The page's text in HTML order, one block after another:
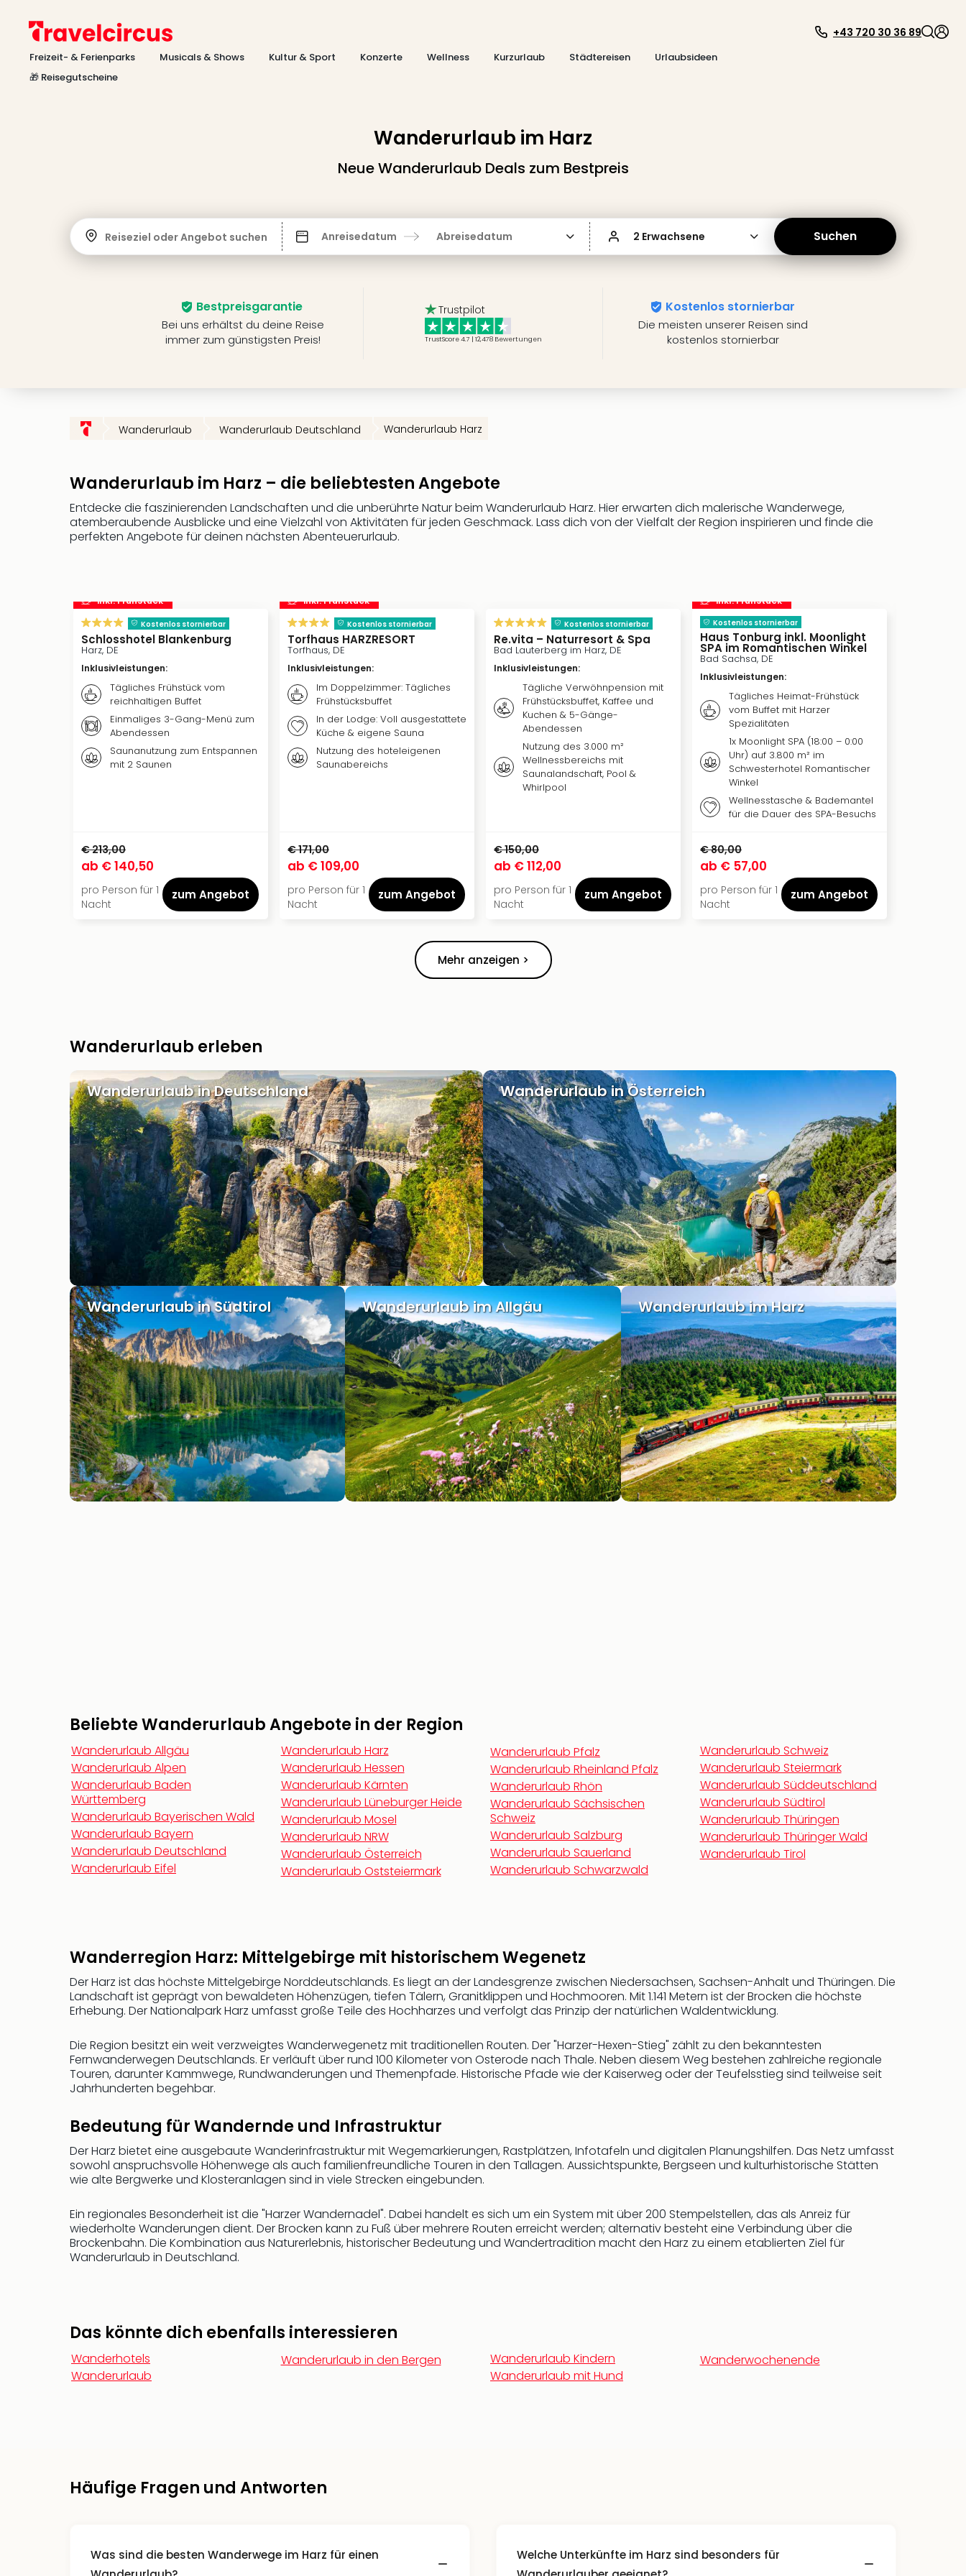
Freizeit- & Ferienparks Musicals & Shows Kultur & Sport Konzerte Wellness Kurzurlaub Städtereisen
Urlaubsideen
🎁 Reisegutscheine
+43 720 30 36 89
Wanderurlaub im Harz
Neue Wanderurlaub Deals zum Bestpreis
Reiseziel oder Angebot suchen Anreisedatum Abreisedatum 2 Erwachsene Suchen
Bestpreisgarantie
Bei uns erhältst du deine Reise
immer zum günstigsten Preis!
Trustpilot
TrustScore 4.7 | 12,478 Bewertungen
Kostenlos stornierbar
Die meisten unserer Reisen sind
kostenlos stornierbar
Wanderurlaub Wanderurlaub Deutschland Wanderurlaub Harz
Wanderurlaub im Harz – die beliebtesten Angebote
Entdecke die faszinierenden Landschaften und die unberührte Natur beim Wanderurlaub Harz. Hier erwarten dich malerische Wanderwege,
atemberaubende Ausblicke und eine Vielzahl von Aktivitäten für jeden Geschmack. Lass dich von der Vielfalt der Region inspirieren und finde die
perfekten Angebote für deinen nächsten Abenteuerurlaub.
inkl. Frühstück
Kostenlos stornierbar
Schlosshotel Blankenburg
Harz, DE
Inklusivleistungen:
Tägliches Frühstück vom
reichhaltigen Buffet
Einmaliges 3-Gang-Menü zum
Abendessen
Saunanutzung zum Entspannen
mit 2 Saunen
€ 213,00
ab € 140,50
pro Person für 1
Nacht
zum Angebot
inkl. Frühstück
Kostenlos stornierbar
Torfhaus HARZRESORT
Torfhaus, DE
Inklusivleistungen:
Im Doppelzimmer: Tägliches
Frühstücksbuffet
In der Lodge: Voll ausgestattete
Küche & eigene Sauna
Nutzung des hoteleigenen
Saunabereichs
€ 171,00
ab € 109,00
pro Person für 1
Nacht
zum Angebot
Kostenlos stornierbar
Re.vita – Naturresort & Spa
Bad Lauterberg im Harz, DE
Inklusivleistungen:
Tägliche Verwöhnpension mit
Frühstücksbuffet, Kaffee und
Kuchen & 5-Gänge-
Abendessen
Nutzung des 3.000 m²
Wellnessbereichs mit
Saunalandschaft, Pool &
Whirlpool
€ 150,00
ab € 112,00
pro Person für 1
Nacht
zum Angebot
inkl. Frühstück
Kostenlos stornierbar
Haus Tonburg inkl. Moonlight
SPA im Romantischen Winkel
Bad Sachsa, DE
Inklusivleistungen:
Tägliches Heimat-Frühstück
vom Buffet mit Harzer
Spezialitäten
1x Moonlight SPA (18:00 – 0:00
Uhr) auf 3.800 m² im
Schwesterhotel Romantischer
Winkel
Wellnesstasche & Bademantel
für die Dauer des SPA-Besuchs
€ 80,00
ab € 57,00
pro Person für 1
Nacht
zum Angebot
Mehr anzeigen >
Wanderurlaub erleben
Wanderurlaub in Deutschland Wanderurlaub in Österreich
Wanderurlaub in Südtirol Wanderurlaub im Allgäu Wanderurlaub im Harz
Beliebte Wanderurlaub Angebote in der Region
Wanderurlaub Allgäu
Wanderurlaub Alpen
Wanderurlaub Baden
Württemberg
Wanderurlaub Bayerischen Wald
Wanderurlaub Bayern
Wanderurlaub Deutschland
Wanderurlaub Eifel
Wanderurlaub Harz
Wanderurlaub Hessen
Wanderurlaub Kärnten
Wanderurlaub Lüneburger Heide
Wanderurlaub Mosel
Wanderurlaub NRW
Wanderurlaub Österreich
Wanderurlaub Oststeiermark
Wanderurlaub Pfalz
Wanderurlaub Rheinland Pfalz
Wanderurlaub Rhön
Wanderurlaub Sächsischen
Schweiz
Wanderurlaub Salzburg
Wanderurlaub Sauerland
Wanderurlaub Schwarzwald
Wanderurlaub Schweiz
Wanderurlaub Steiermark
Wanderurlaub Süddeutschland
Wanderurlaub Südtirol
Wanderurlaub Thüringen
Wanderurlaub Thüringer Wald
Wanderurlaub Tirol
Wanderregion Harz: Mittelgebirge mit historischem Wegenetz
Der Harz ist das höchste Mittelgebirge Norddeutschlands. Es liegt an der Landesgrenze zwischen Niedersachsen, Sachsen-Anhalt und Thüringen. Die
Landschaft ist geprägt von bewaldeten Höhenzügen, tiefen Tälern, Granitklippen und Hochmooren. Mit 1.141 Metern ist der Brocken die höchste
Erhebung. Der Nationalpark Harz umfasst große Teile des Hochharzes und verfolgt das Prinzip der natürlichen Waldentwicklung.
Die Region besitzt ein weit verzweigtes Wanderwegenetz mit traditionellen Routen. Der "Harzer-Hexen-Stieg" zählt zu den bekanntesten
Fernwanderwegen Deutschlands. Er verläuft über rund 100 Kilometer von Osterode nach Thale. Neben diesem Weg bestehen zahlreiche regionale
Touren, darunter Kammwege, Rundwanderungen und Themenpfade. Historische Pfade wie der Kaiserweg oder der Teufelsstieg sind teilweise seit
Jahrhunderten begehbar.
Bedeutung für Wandernde und Infrastruktur
Der Harz bietet eine ausgebaute Wanderinfrastruktur mit Wegemarkierungen, Rastplätzen, Infotafeln und digitalen Planungshilfen. Das Netz umfasst
sowohl anspruchsvolle Höhenwege als auch familienfreundliche Touren in den Tallagen. Aussichtspunkte, Bergseen und kulturhistorische Stätten
wie alte Bergwerke und Klosteranlagen sind in viele Strecken eingebunden.
Ein regionales Besonderheit ist die "Harzer Wandernadel". Dabei handelt es sich um ein System mit über 200 Stempelstellen, das als Anreiz für
wiederholte Wanderungen dient. Der Brocken kann zu Fuß über mehrere Routen erreicht werden; alternativ besteht eine Verbindung über die
Brockenbahn. Die Kombination aus Naturerlebnis, historischer Bedeutung und Wandertradition macht den Harz zu einem etablierten Ziel für
Wanderurlaub in Deutschland.
Das könnte dich ebenfalls interessieren
Wanderhotels
Wanderurlaub
Wanderurlaub in den Bergen
Wanderurlaub Kindern
Wanderurlaub mit Hund
Wanderwochenende
Häufige Fragen und Antworten
Was sind die besten Wanderwege im Harz für einen
Welche Unterkünfte im Harz sind besonders für